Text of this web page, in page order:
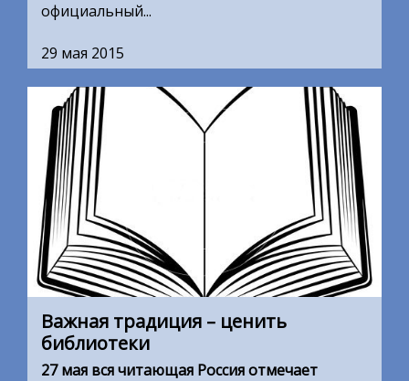
официальный...
29 мая 2015
Важная традиция – ценить
библиотеки
27 мая вся читающая Россия отмечает